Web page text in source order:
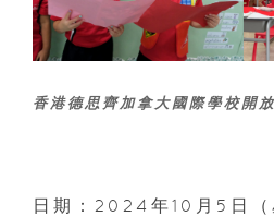
香港德思齊加拿大國際學校開
日期：2024年10月5日（